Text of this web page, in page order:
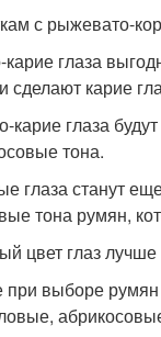
с рыжевато-
глаза
сделают карие
карие глаза
тона.
глаза станут
тона румян,
цвет глаз
при выборе румян